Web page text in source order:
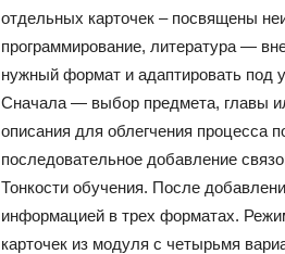
отдельных карточек – посвящены
программирование, литература —
нужный формат и адаптировать под
Сначала — выбор предмета, главы
описания для облегчения процесса
последовательное добавление
Тонкости обучения. После
информацией в трех форматах.
карточек из модуля с четырьмя